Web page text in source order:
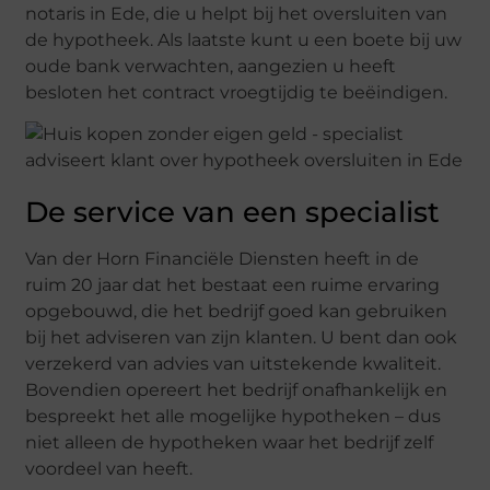
notaris in Ede, die u helpt bij het oversluiten van
de hypotheek. Als laatste kunt u een boete bij uw
oude bank verwachten, aangezien u heeft
besloten het contract vroegtijdig te beëindigen.
De service van een specialist
Van der Horn Financiële Diensten heeft in de
ruim 20 jaar dat het bestaat een ruime ervaring
opgebouwd, die het bedrijf goed kan gebruiken
bij het adviseren van zijn klanten. U bent dan ook
verzekerd van advies van uitstekende kwaliteit.
Bovendien opereert het bedrijf onafhankelijk en
bespreekt het alle mogelijke hypotheken – dus
niet alleen de hypotheken waar het bedrijf zelf
voordeel van heeft.